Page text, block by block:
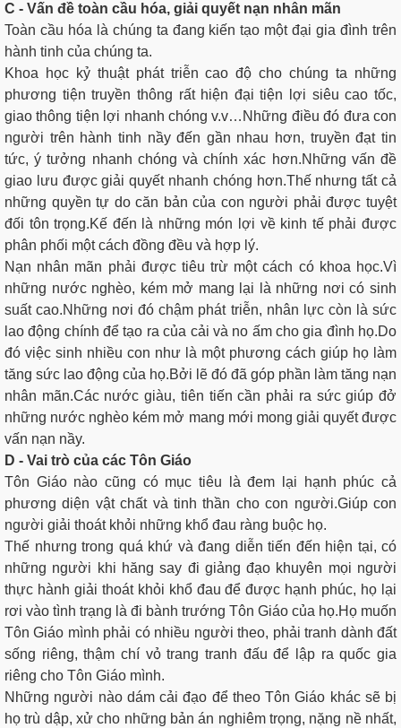
C - Vấn đề toàn cầu hóa, giải quyết nạn nhân mãn
Toàn cầu hóa là chúng ta đang kiến tạo một đại gia đình trên
hành tinh của chúng ta.
Khoa học kỷ thuật phát triễn cao độ cho chúng ta những
phương tiện truyền thông rất hiện đại tiện lợi siêu cao tốc,
giao thông tiện lợi nhanh chóng v.v…Những điều đó đưa con
người trên hành tinh nầy đến gần nhau hơn, truyền đạt tin
tức, ý tưởng nhanh chóng và chính xác hơn.Những vấn đề
giao lưu được giải quyết nhanh chóng hơn.Thế nhưng tất cả
những quyền tự do căn bản của con người phải được tuyệt
đối tôn trọng.Kế đến là những món lợi về kinh tế phải được
phân phối một cách đồng đều và hợp lý.
Nạn nhân mãn phải được tiêu trừ một cách có khoa học.Vì
những nước nghèo, kém mở mang lại là những nơi có sinh
suất cao.Những nơi đó chậm phát triễn, nhân lực còn là sức
lao động chính để tạo ra của cải và no ấm cho gia đình họ.Do
đó việc sinh nhiều con như là một phương cách giúp họ làm
tăng sức lao động của họ.Bởi lẽ đó đã góp phần làm tăng nạn
nhân mãn.Các nước giàu, tiên tiến cần phải ra sức giúp đở
những nước nghèo kém mở mang mới mong giải quyết được
vấn nạn nầy.
D - Vai trò của các Tôn Giáo
Tôn Giáo nào cũng có mục tiêu là đem lại hạnh phúc cả
phương diện vật chất và tinh thần cho con người.Giúp con
người giải thoát khỏi những khổ đau ràng buộc họ.
Thế nhưng trong quá khứ và đang diễn tiến đến hiện tại, có
những người khi hăng say đi giảng đạo khuyên mọi người
thực hành giải thoát khỏi khổ đau để được hạnh phúc, họ lại
rơi vào tình trạng là đi bành trướng Tôn Giáo của họ.Họ muốn
Tôn Giáo mình phải có nhiều người theo, phải tranh dành đất
sống riêng, thậm chí vỏ trang tranh đấu để lập ra quốc gia
riêng cho Tôn Giáo mình.
Những người nào dám cải đạo để theo Tôn Giáo khác sẽ bị
họ trù dập, xử cho những bản án nghiêm trọng, nặng nề nhất,